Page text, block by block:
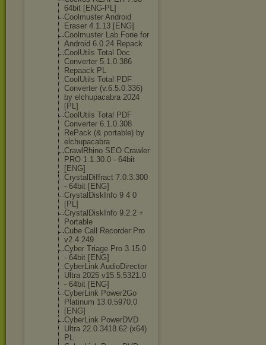
64bit [ENG-PL]
Coolmuster Android
Eraser 4.1.13 [ENG]
Coolmuster Lab.Fone for
Android 6.0.24 Repack
CoolUtils Total Doc
Converter 5.1.0.386
Repaack PL
CoolUtils Total PDF
Converter (v.6.5.0.336)
by elchupacabra 2024
[PL]
CoolUtils Total PDF
Converter 6.1.0.308
RePack (& portable) by
elchupacabra
CrawlRhino SEO Crawler
PRO 1.1.30.0 - 64bit
[ENG]
CrystalDiffract 7.0.3.300
- 64bit [ENG]
CrystalDiskInfo 9 4 0
[PL]
CrystalDiskInfo 9.2.2 +
Portable
Cube Call Recorder Pro
v2.4.249
Cyber Triage Pro 3.15.0
- 64bit [ENG]
CyberLink AudioDirector
Ultra 2025 v15.5.5321.0
- 64bit [ENG]
CyberLink Power2Go
Platinum 13.0.5970.0
[ENG]
CyberLink PowerDVD
Ultra 22.0.3418.62 (x64)
PL